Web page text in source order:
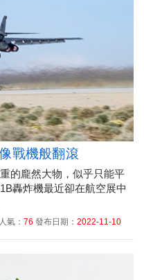
戰機般翻滾
的龐然大物，似乎只能平
轟炸機最近卻在航空展中
人氣： 76 發布日期： 2022-11-10